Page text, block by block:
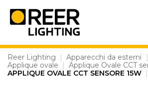
content
Reer Lighting | Apparecchi da esterni |
Applique ovale
| Applique Ovale CCT
APPLIQUE OVALE CCT SENSORE 15W |